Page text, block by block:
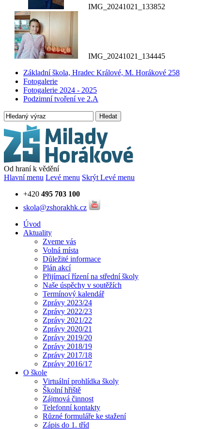
IMG_20241021_133852
IMG_20241021_134445
Základní škola, Hradec Králové, M. Horákové 258
Fotogalerie
Fotogalerie 2024 - 2025
Podzimní tvoření ve 2.A
Hledat
Od hraní k vědění
Hlavní menu Levé menu Skrýt Levé menu
+420 495 703 100
skola@zshorakhk.cz
Úvod
Aktuality
Zveme vás
Volná místa
Důležité informace
Plán akcí
Přijímací řízení na střední školy
Naše úspěchy v soutěžích
Termínový kalendář
Zprávy 2023/24
Zprávy 2022/23
Zprávy 2021/22
Zprávy 2020/21
Zprávy 2019/20
Zprávy 2018/19
Zprávy 2017/18
Zprávy 2016/17
O škole
Virtuální prohlídka školy
Školní hřiště
Zájmová činnost
Telefonní kontakty
Různé formuláře ke stažení
Zápis do 1. tříd